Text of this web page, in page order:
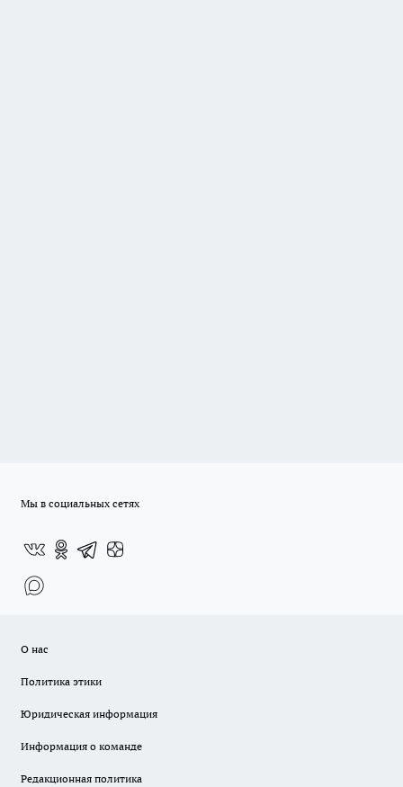
Мы в социальных сетях
О нас
Политика этики
Юридическая информация
Информация о команде
Редакционная политика